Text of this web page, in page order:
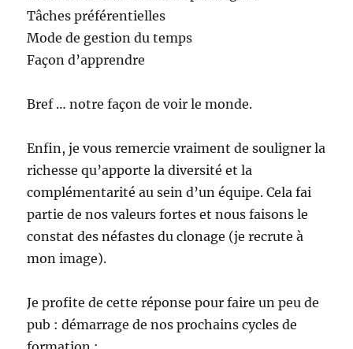
Tâches préférentielles
Mode de gestion du temps
Façon d’apprendre
Bref … notre façon de voir le monde.
Enfin, je vous remercie vraiment de souligner la
richesse qu’apporte la diversité et la
complémentarité au sein d’un équipe. Cela fai
partie de nos valeurs fortes et nous faisons le
constat des néfastes du clonage (je recrute à
mon image).
Je profite de cette réponse pour faire un peu de
pub : démarrage de nos prochains cycles de